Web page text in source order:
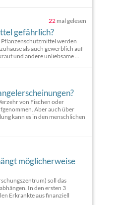
22 mal gelesen
gefährlich?
werden
als auch gewerblich auf
und andere unliebsame ...
von Fischen oder
Aber auch über
kann es in den menschlichen
möglicherweise
soll das
In den ersten 3
Erkrankte aus finanziell